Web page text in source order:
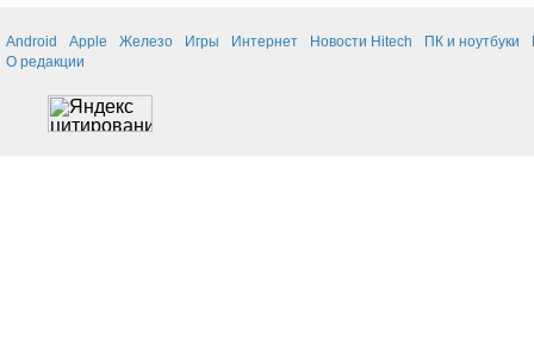
Android Apple Железо Игры Интернет Новости Hitech ПК и ноутбуки
О редакции